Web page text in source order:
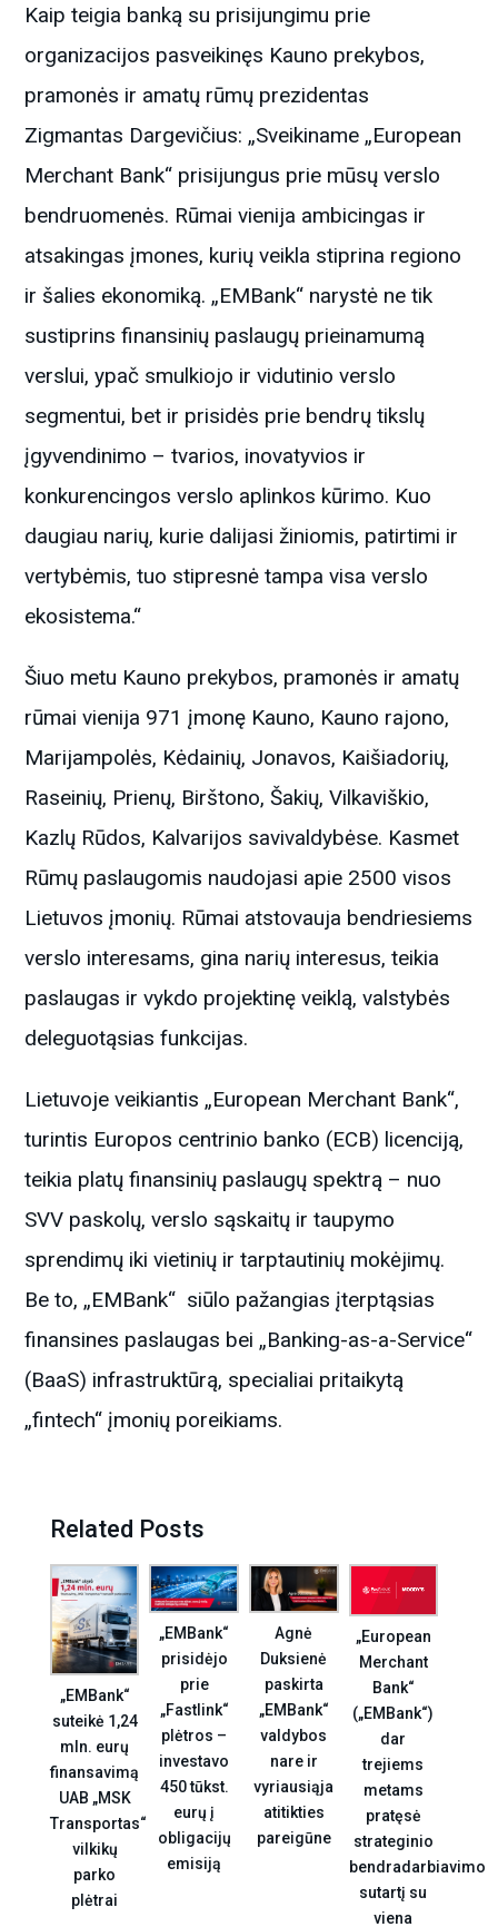
Kaip teigia banką su prisijungimu prie
organizacijos pasveikinęs Kauno prekybos,
pramonės ir amatų rūmų prezidentas
Zigmantas Dargevičius: „Sveikiname „European
Merchant Bank“ prisijungus prie mūsų verslo
bendruomenės. Rūmai vienija ambicingas ir
atsakingas įmones, kurių veikla stiprina regiono
ir šalies ekonomiką. „EMBank“ narystė ne tik
sustiprins finansinių paslaugų prieinamumą
verslui, ypač smulkiojo ir vidutinio verslo
segmentui, bet ir prisidės prie bendrų tikslų
įgyvendinimo – tvarios, inovatyvios ir
konkurencingos verslo aplinkos kūrimo. Kuo
daugiau narių, kurie dalijasi žiniomis, patirtimi ir
vertybėmis, tuo stipresnė tampa visa verslo
ekosistema.“
Šiuo metu Kauno prekybos, pramonės ir amatų
rūmai vienija 971 įmonę Kauno, Kauno rajono,
Marijampolės, Kėdainių, Jonavos, Kaišiadorių,
Raseinių, Prienų, Birštono, Šakių, Vilkaviškio,
Kazlų Rūdos, Kalvarijos savivaldybėse. Kasmet
Rūmų paslaugomis naudojasi apie 2500 visos
Lietuvos įmonių. Rūmai atstovauja bendriesiems
verslo interesams, gina narių interesus, teikia
paslaugas ir vykdo projektinę veiklą, valstybės
deleguotąsias funkcijas.
Lietuvoje veikiantis „European Merchant Bank“,
turintis Europos centrinio banko (ECB) licenciją,
teikia platų finansinių paslaugų spektrą – nuo
SVV paskolų, verslo sąskaitų ir taupymo
sprendimų iki vietinių ir tarptautinių mokėjimų.
Be to, „EMBank“ siūlo pažangias įterptąsias
finansines paslaugas bei „Banking-as-a-Service“
(BaaS) infrastruktūrą, specialiai pritaikytą
„fintech“ įmonių poreikiams.
Related Posts
„EMBank“
suteikė 1,24
mln. eurų
finansavimą
UAB „MSK
Transportas“
vilkikų
parko
plėtrai
„EMBank“
prisidėjo
prie
„Fastlink“
plėtros –
investavo
450 tūkst.
eurų į
obligacijų
emisiją
Agnė
Duksienė
paskirta
„EMBank“
valdybos
nare ir
vyriausiąja
atitikties
pareigūne
„European
Merchant
Bank“
(„EMBank“)
dar
trejiems
metams
pratęsė
strateginio
bendradarbiavimo
sutartį su
viena